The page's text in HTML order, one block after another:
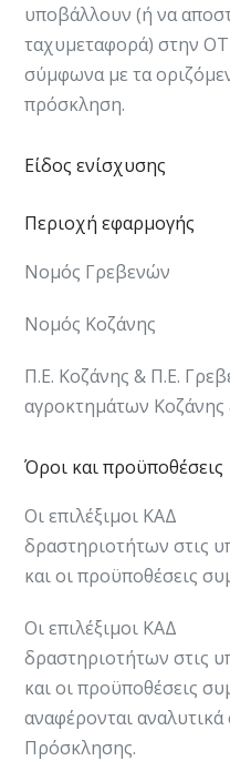
υποβάλλουν (ή να
ταχυμεταφορά) στην
σύμφωνα με τα
πρόσκληση.
Είδος ενίσχυσης
Περιοχή εφαρμογής
Νομός Γρεβενών
Νομός Κοζάνης
Π.Ε. Κοζάνης & Π.Ε.
αγροκτημάτων Κοζάνης
Όροι και προϋποθέσεις
Οι επιλέξιμοι ΚΑΔ
δραστηριοτήτων στις
και οι προϋποθέσεις
Οι επιλέξιμοι ΚΑΔ
δραστηριοτήτων στις
και οι προϋποθέσεις
αναφέρονται
Πρόσκλησης.